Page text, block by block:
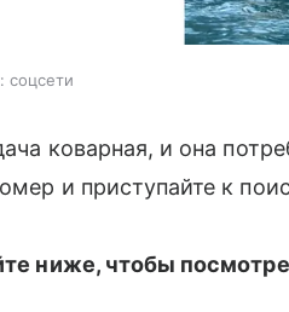
соцсети
коварная, и она
и приступайте к
ниже, чтобы